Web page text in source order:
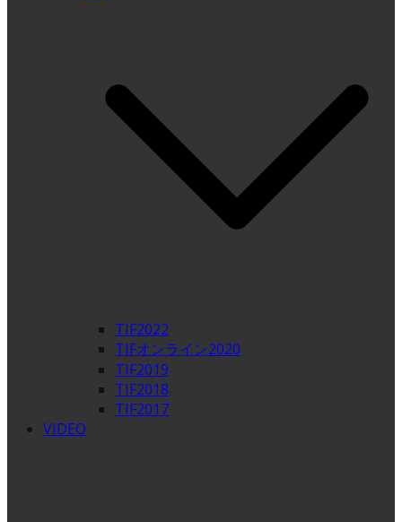
TIF2022
TIFオンライン2020
TIF2019
TIF2018
TIF2017
VIDEO